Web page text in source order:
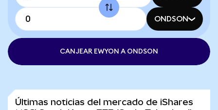
ONDSON
CANJEAR EWYON A ONDSON
Últimas noticias del mercado de iShares